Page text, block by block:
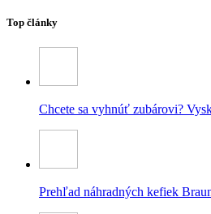
Top články
Chcete sa vyhnúť zubárovi?
Prehľad náhradných kefiek